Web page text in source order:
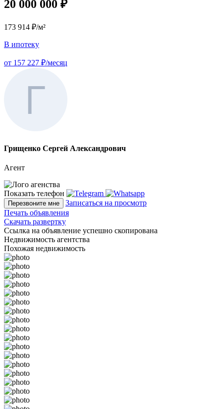
20 000 000 ₽
173 914 ₽/м²
В ипотеку
от 157 227 ₽/месяц
Грищенко Сергей Александрович
Агент
Показать телефон
Перезвоните мне
Записаться на просмотр
Печать объявления
Скачать развертку
Ссылка на объявление успешно скопирована
Недвижимость агентства
Похожая недвижимость